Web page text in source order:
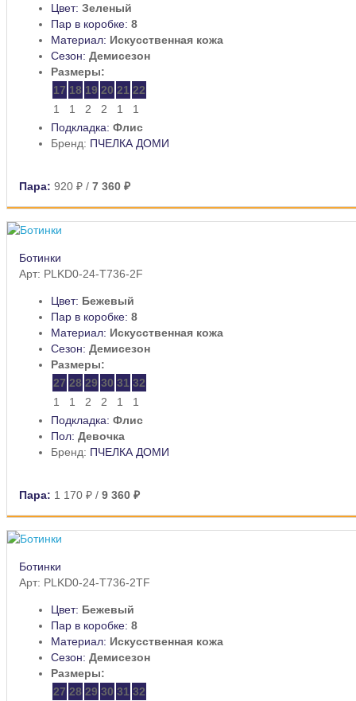
Цвет: Зеленый
Пар в коробке: 8
Материал: Искусственная кожа
Сезон: Демисезон
Размеры:
17 18 19 20 21 22
1
1 2 2 1
1
Подкладка: Флис
Бренд: ПЧЕЛКА ДОМИ
Пара: 920 ₽ / 7 360 ₽
Ботинки
Арт: PLKD0-24-T736-2F
Цвет: Бежевый
Пар в коробке: 8
Материал: Искусственная кожа
Сезон: Демисезон
Размеры:
27 28 29 30 31 32
1
1 2 2 1
1
Подкладка: Флис
Пол: Девочка
Бренд: ПЧЕЛКА ДОМИ
Пара: 1 170 ₽ / 9 360 ₽
Ботинки
Арт: PLKD0-24-T736-2TF
Цвет: Бежевый
Пар в коробке: 8
Материал: Искусственная кожа
Сезон: Демисезон
Размеры:
27 28 29 30 31 32